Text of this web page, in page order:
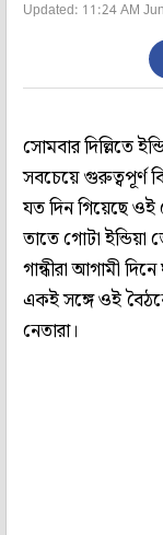
Updated: 11:24 AM
সোমবার দিল্লিতে
সবচেয়ে গুরুত্বপূর্ণ
যত দিন গিয়েছে ওই
তাতে গোটা ইন্ডিয়া
গান্ধীরা আগামী
একই সঙ্গে ওই
নেতারা।